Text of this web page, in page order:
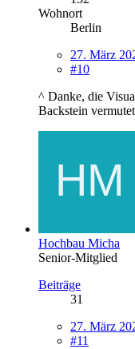
Wohnort
Berlin
27. März
#10
^ Danke, die
Backstein
Hochbau Micha
Senior-Mitglied
Beiträge
31
27. März
#11